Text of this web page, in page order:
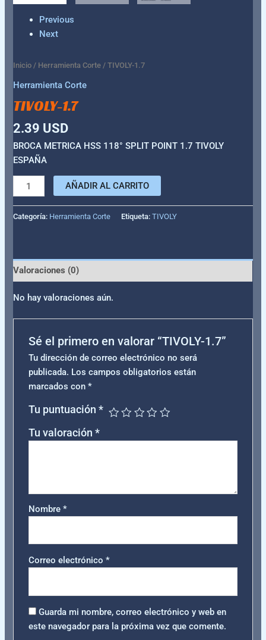
Previous
Next
Inicio / Herramienta Corte / TIVOLY-1.7
Herramienta Corte
TIVOLY-1.7
2.39 USD
BROCA METRICA HSS 118° SPLIT POINT 1.7 TIVOLY
ESPAÑA
AÑADIR AL CARRITO
Categoría: Herramienta Corte Etiqueta:TIVOLY
Valoraciones (0)
No hay valoraciones aún.
Sé el primero en valorar “TIVOLY-1.7”
Tu dirección de correo electrónico no será
publicada. Los campos obligatorios están
marcados con *
Tu puntuación *
Tu valoración *
Nombre *
Correo electrónico *
Guarda mi nombre, correo electrónico y web en
este navegador para la próxima vez que comente.